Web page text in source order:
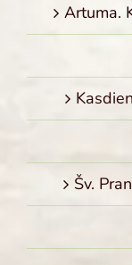
Artuma.
Šv.